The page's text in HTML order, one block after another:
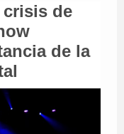
crisis de
de la